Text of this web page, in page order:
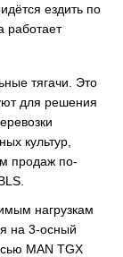
ездить по
работает
тягачи. Это
для решения
культур,
продаж по-
нагрузкам
на 3-осный
MAN TGX